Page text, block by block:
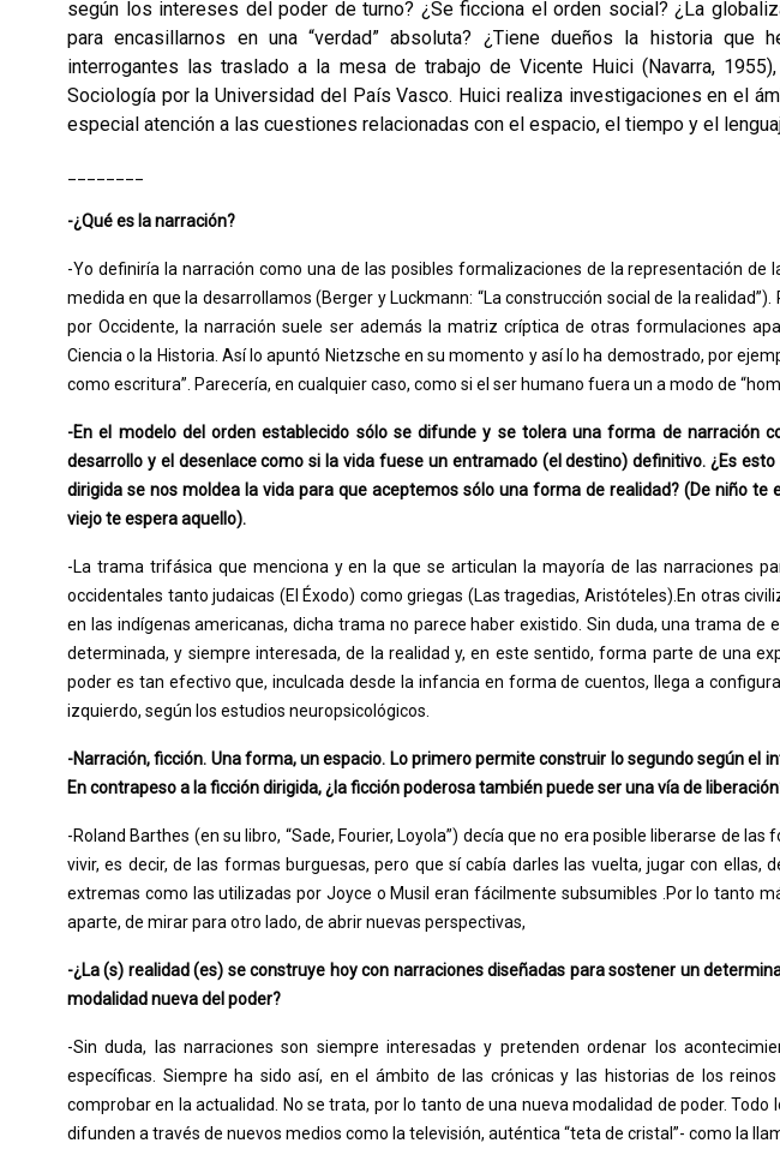
según los intereses del poder de turno? ¿Se ficciona el orden social? ¿La
para encasillarnos en una “verdad” absoluta? ¿Tiene dueños la historia que
interrogantes las traslado a la mesa de trabajo de Vicente Huici (Navarra,
Sociología por la Universidad del País Vasco. Huici realiza investigaciones en el
especial atención a las cuestiones relacionadas con el espacio, el tiempo y el
-¿Qué es la narración?
-Yo definiría la narración como una de las posibles formalizaciones de la representación de
medida en que la desarrollamos (Berger y Luckmann: “La construcción social de la
por Occidente, la narración suele ser además la matriz críptica de otras formulaciones
Ciencia o la Historia. Así lo apuntó Nietzsche en su momento y así lo ha demostrado, por
como escritura”. Parecería, en cualquier caso, como si el ser humano fuera un a modo de
-En el modelo del orden establecido sólo se difunde y se tolera una forma de narración
desarrollo y el desenlace como si la vida fuese un entramado (el destino) definitivo. ¿Es
dirigida se nos moldea la vida para que aceptemos sólo una forma de realidad? (De niño
viejo te espera aquello).
-La trama trifásica que menciona y en la que se articulan la mayoría de las narraciones
occidentales tanto judaicas (El Éxodo) como griegas (Las tragedias, Aristóteles).En otras
en las indígenas americanas, dicha trama no parece haber existido. Sin duda, una trama de
determinada, y siempre interesada, de la realidad y, en este sentido, forma parte de una
poder es tan efectivo que, inculcada desde la infancia en forma de cuentos, llega a
izquierdo, según los estudios neuropsicológicos.
-Narración, ficción. Una forma, un espacio. Lo primero permite construir lo segundo según el
En contrapeso a la ficción dirigida, ¿la ficción poderosa también puede ser una vía de
-Roland Barthes (en su libro, “Sade, Fourier, Loyola”) decía que no era posible liberarse de
vivir, es decir, de las formas burguesas, pero que sí cabía darles las vuelta, jugar con ellas,
extremas como las utilizadas por Joyce o Musil eran fácilmente subsumibles .Por lo tanto
aparte, de mirar para otro lado, de abrir nuevas perspectivas,
-¿La (s) realidad (es) se construye hoy con narraciones diseñadas para sostener un
modalidad nueva del poder?
-Sin duda, las narraciones son siempre interesadas y pretenden ordenar los
específicas. Siempre ha sido así, en el ámbito de las crónicas y las historias de los
comprobar en la actualidad. No se trata, por lo tanto de una nueva modalidad de poder.
difunden a través de nuevos medios como la televisión, auténtica “teta de cristal”- como la